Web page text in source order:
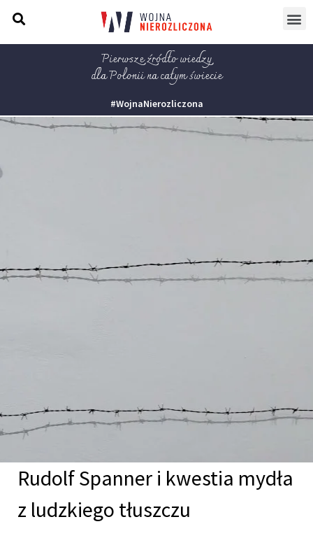
Pierwsze źródło wiedzy
dla Polonii na całym świecie
#WojnaNierozliczona
Rudolf Spanner i kwestia mydła
z ludzkiego tłuszczu